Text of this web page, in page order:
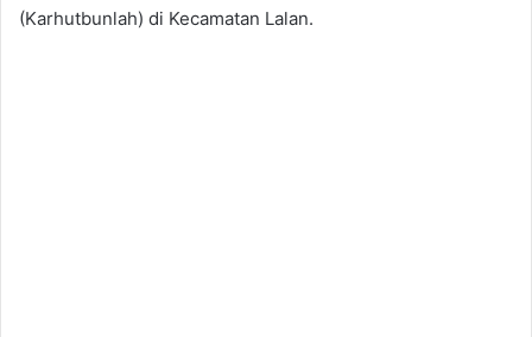
(Karhutbunlah) di Kecamatan Lalan.